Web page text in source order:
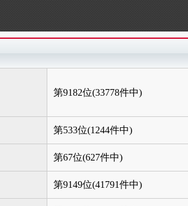
第9182位(33778件中)
第533位(1244件中)
第67位(627件中)
第9149位(41791件中)